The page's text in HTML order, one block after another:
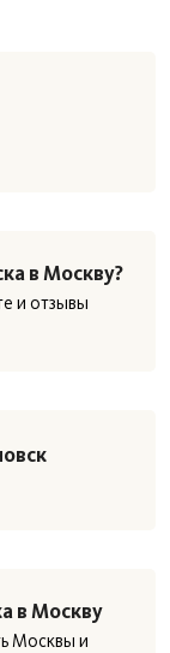
в Москву?
и отзывы
в Москву
Москвы и